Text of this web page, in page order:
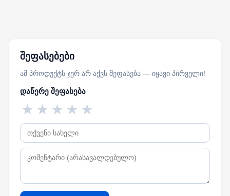
შეფასებები
ამ პროდუქტს ჯერ არ აქვს შეფასება — იყავი პირველი!
დაწერე შეფასება
★
★
★
★
★